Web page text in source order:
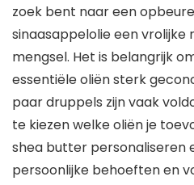
zoek bent naar een
sinaasappelolie een vrolijke
mengsel. Het is belangrijk
essentiële oliën sterk
paar druppels zijn vaak
te kiezen welke oliën je
shea butter personaliseren
persoonlijke behoeften en